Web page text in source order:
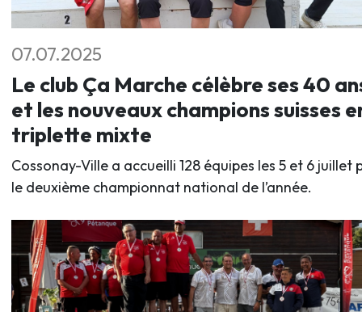
07.07.2025
Le club Ça Marche célèbre ses 40
et les nouveaux champions suisses
triplette mixte
Cossonay-Ville a accueilli 128 équipes les 5 et 6 juillet
le deuxième championnat national de l’année.